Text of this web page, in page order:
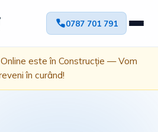
0787 701 791
este în Construcție — Vom
în curând!